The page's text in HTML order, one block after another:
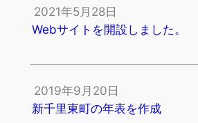
2021年5月28日
Webサイトを開設しました。
2019年9月20日
新千里東町の年表を作成